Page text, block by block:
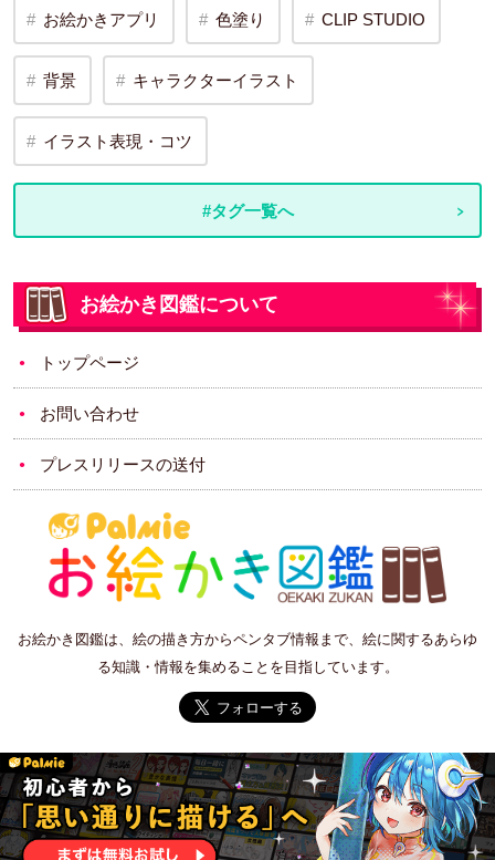
お絵かきアプリ 色塗り CLIP STUDIO
背景 キャラクターイラスト
イラスト表現・コツ
#タグ一覧へ
お絵かき図鑑について
トップページ
お問い合わせ
プレスリリースの送付
お絵かき図鑑は、絵の描き方からペンタブ情報まで、絵に関するあらゆ
る知識・情報を集めることを目指しています。